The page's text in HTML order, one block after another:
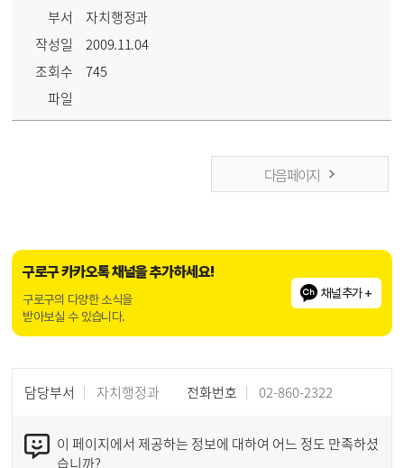
부서
자치행정과
작성일
2009.11.04
조회수
745
파일
다음 페이지
구로구 카카오톡 채널을 추가하세요!
구로구의 다양한 소식을
받아보실 수 있습니다.
채널추가 +
담당부서 자치행정과 전화번호 02-860-2322
이 페이지에서 제공하는 정보에 대하여 어느 정도 만족하셨
습니까?